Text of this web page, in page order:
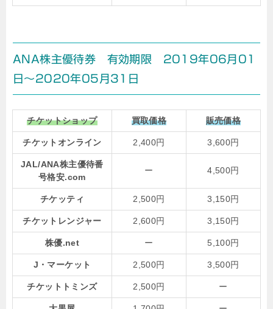
ANA株主優待券 有効期限 2019年06月01
日～2020年05月31日
チケットショップ 買取価格 販売価格
チケットオンライン 2,400円 3,600円
JAL/ANA株主優待番
号格安.com
ー 4,500円
チケッティ 2,500円 3,150円
チケットレンジャー 2,600円 3,150円
株優.net ー 5,100円
J・マーケット 2,500円 3,500円
チケットトミンズ 2,500円 ー